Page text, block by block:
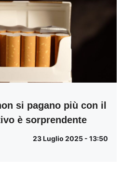
si pagano più con il
è sorprendente
23 Luglio 2025 - 13:50